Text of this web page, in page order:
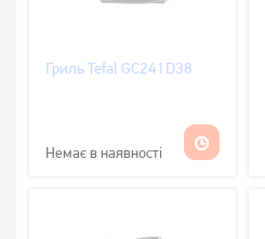
Гриль Tefal GC241D38
Немає в наявності